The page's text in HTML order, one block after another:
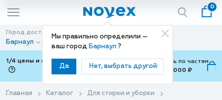
Мы правильно определили —
ваш город Барнаул ?
Да Нет, выбрать другой
0
Город доставки
Барнаул
Способ доставки
Доставка
1/4 цены и покупки ваши с Подели
Можно оплатить по частям
от 700 ₽ до 15,000 ₽
Главная Каталог
Для стирки и уборки